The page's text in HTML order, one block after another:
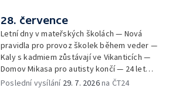
Nedostatek krve v transfuzních stanicích —
Spor kvůli novému chodníku na Keprník —
Olomoucké shakespearovské léto
28. července
Letní dny v mateřských školách — Nová
pravidla pro provoz školek během veder —
Kaly s kadmiem zůstávají ve Vikanticích —
Domov Mikasa pro autisty končí — 24 let
vězení za zapálení ženy — Kybernetický
Poslední vysílání 29. 7. 2026na ČT24